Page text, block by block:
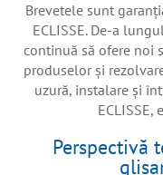
Brevetele sunt
ECLISSE. De-a
continuă să ofere noi
produselor și
uzură, instalare și
Perspectivă